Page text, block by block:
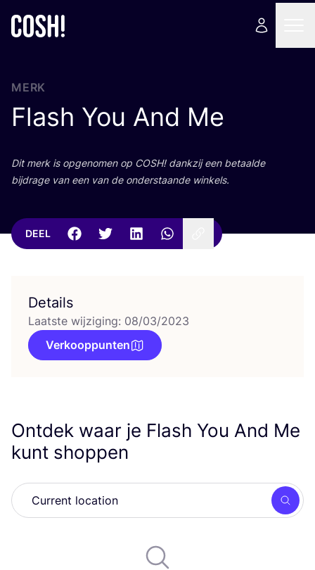
MERK
Flash You And Me
Dit merk is opge­no­men op COSH! dank­zij een betaal­de
bij­dra­ge van een van de onder­staan­de winkels.
DEEL
Details
Laatste wijziging: 08/03/2023
Verkooppunten
Ontdek waar je Flash You And Me
kunt shoppen
Zoek